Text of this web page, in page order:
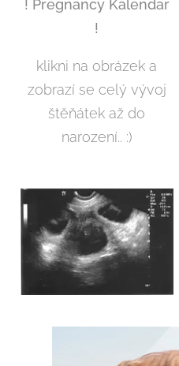
! Pregnancy Kalendar
!
klikni na obrázek a
zobrazí se celý vývoj
štěňátek až do
narození.. :)